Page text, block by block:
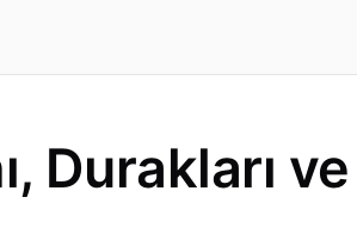
Durakları ve